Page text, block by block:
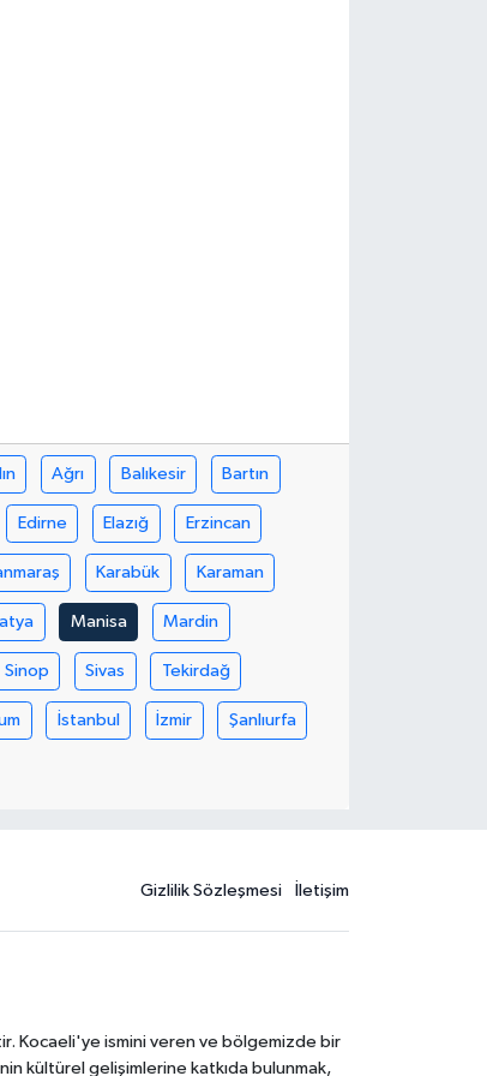
Ağrı Balıkesir Bartın
Edirne Elazığ Erzincan
Karabük Karaman
Manisa Mardin
Sinop Sivas Tekirdağ
İstanbul İzmir Şanlıurfa
Gizlilik Sözleşmesi İletişim
Kocaeli'ye ismini veren ve bölgemizde bir
kültürel gelişimlerine katkıda bulunmak,